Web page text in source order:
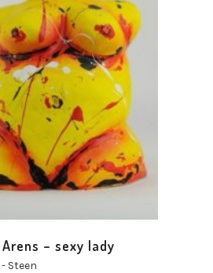
– sexy lady
- Steen